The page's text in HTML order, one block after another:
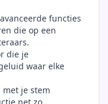
functies
die op een
die je
waar elke
met je stem